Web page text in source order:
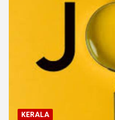
KERALA